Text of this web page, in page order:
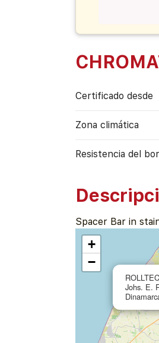
Certificado desde
Zona climática
Resistencia del
Spacer Bar in
Johs. E.
+
−